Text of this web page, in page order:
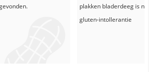
plakken bladerdeegis
gluten-intollerantie